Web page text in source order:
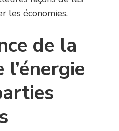
les économies.
de la